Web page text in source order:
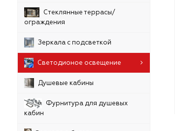
Стеклянные террасы/
ограждения
Зеркала с подсветкой
Светодионое освещение
Душевые кабины
Фурнитура для душевых
кабин